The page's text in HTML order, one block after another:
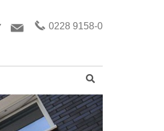
0228 9158-0